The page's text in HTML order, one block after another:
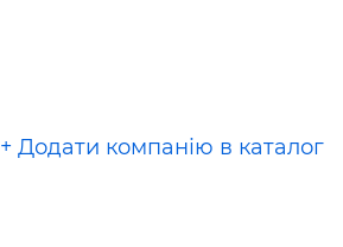
+ Додати компанію в каталог